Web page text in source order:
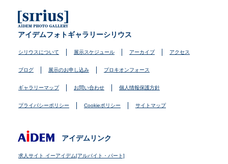
アイデムフォトギャラリーシリウス
シリウスについて 展示スケジュール アーカイブ アクセス
ブログ 展示のお申し込み プロキオンフォース
ギャラリーマップ お問い合わせ 個人情報保護方針
プライバシーポリシー Cookieポリシー サイトマップ
アイデムリンク
求人サイト イーアイデム[アルバイト・パート]